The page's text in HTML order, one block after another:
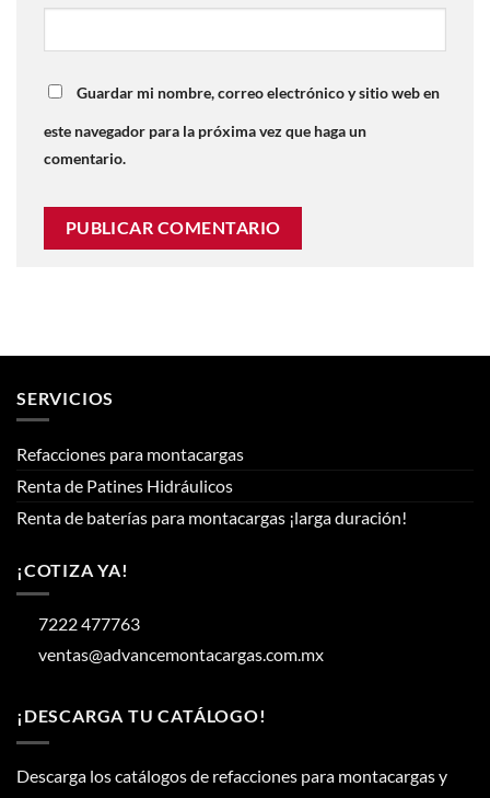
Guardar mi nombre, correo electrónico y sitio web en
este navegador para la próxima vez que haga un
comentario.
SERVICIOS
Refacciones para montacargas
Renta de Patines Hidráulicos
Renta de baterías para montacargas ¡larga duración!
¡COTIZA YA!
7222 477763
ventas@advancemontacargas.com.mx
¡DESCARGA TU CATÁLOGO!
Descarga los catálogos de refacciones para montacargas y